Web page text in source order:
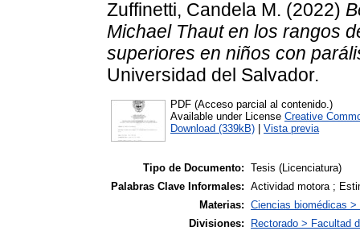
Zuffinetti, Candela M. (2022)
Michael Thaut en los rangos
superiores en niños con
Universidad del Salvador.
PDF (Acceso parcial al contenido.)
Available under License Creative
Download (339kB)
Vista previa
Tipo de Documento: Tesis (Licenciatura)
Palabras Clave Informales: Actividad motora ;
Materias: Ciencias biomédicas
Divisiones:
Rectorado > Facultad